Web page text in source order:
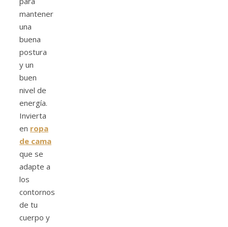
mantener
una
buena
postura
y un
buen
nivel de
energía.
Invierta
en ropa
de cama
que se
adapte a
los
contornos
de tu
cuerpo y